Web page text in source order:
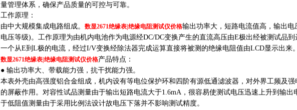
量管理体系，确保产品质量的可控与可靠。
工作原理：
由中大规模集成电路组成。 数显2671绝缘表|绝缘电阻测试仪价格输出功率大，短路电流值高，输出电
电压等级)。工作原理为由机内电池作为电源经DC/DC变换产生的直流高压由E极出经被测试品
一个从E到L极的电流，经过I/V变换经除法器完成运算直接将被测的绝缘电阻值由LCD显示出来
数显2671绝缘表|绝缘电阻测试仪价格产品特点：
● 输出功率大、带载能力强，抗干扰能力强。
本表外壳由高强度铝合金组成，机内设有等电位保护环和四阶有源低通滤波器，对外界工频及强
的屏蔽作用。对容性试品测量由于输出短路电流大于1.6mA，很容易使测试电压迅速上升到输出
于低阻值测量由于采用比例法设计故电压下落并不影响测试精度。